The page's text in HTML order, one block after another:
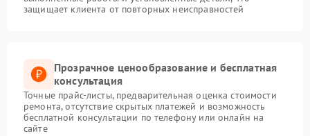
защищает клиента от повторных неисправностей
Прозрачное ценообразование и бесплатная
консультация
Точные прайс-листы, предварительная оценка стоимости
ремонта, отсутствие скрытых платежей и возможность
бесплатной консультации по телефону или онлайн на
сайте